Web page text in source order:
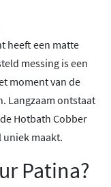
heeft een matte
messing is een
moment van de
Langzaam ontstaat
Hotbath Cobber
maakt.
Patina?